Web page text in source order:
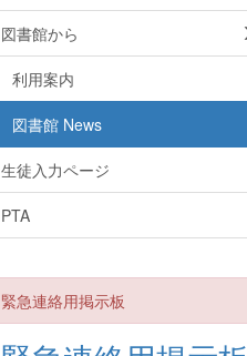
図書館から
利用案内
図書館 News
生徒入力ページ
PTA
緊急連絡用掲示板